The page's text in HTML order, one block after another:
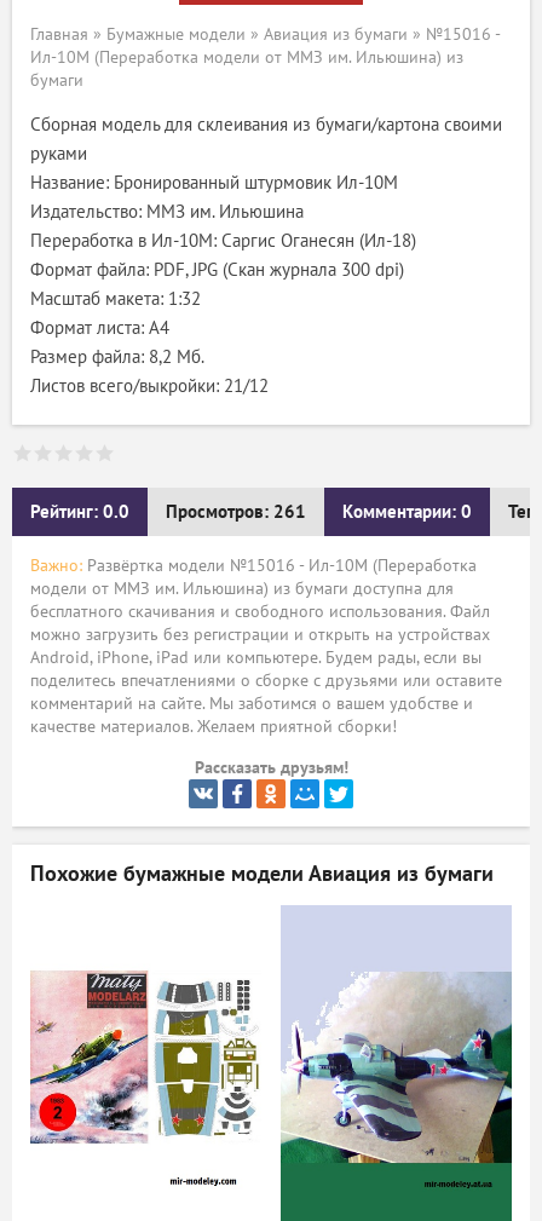
Главная » Бумажные модели » Авиация из бумаги » №15016 -
Ил-10М (Переработка модели от ММЗ им. Ильюшина) из
бумаги
Сборная модель для склеивания из бумаги/картона своими
руками
Название: Бронированный штурмовик Ил-10М
Издательство: ММЗ им. Ильюшина
Переработка в Ил-10М: Саргис Оганесян (Ил-18)
Формат файла: PDF, JPG (Скан журнала 300 dpi)
Масштаб макета: 1:32
Формат листа: А4
Размер файла: 8,2 Мб.
Листов всего/выкройки: 21/12
Рейтинг: 0.0 Просмотров: 261 Комментарии: 0
Важно: Развёртка модели №15016 - Ил-10М (Переработка
модели от ММЗ им. Ильюшина) из бумаги доступна для
бесплатного скачивания и свободного использования. Файл
можно загрузить без регистрации и открыть на устройствах
Android, iPhone, iPad или компьютере. Будем рады, если вы
поделитесь впечатлениями о сборке с друзьями или оставите
комментарий на сайте. Мы заботимся о вашем удобстве и
качестве материалов. Желаем приятной сборки!
Рассказать друзьям!
Похожие бумажные модели Авиация из бумаги